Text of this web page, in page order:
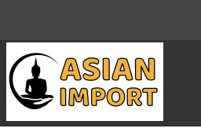
Producten